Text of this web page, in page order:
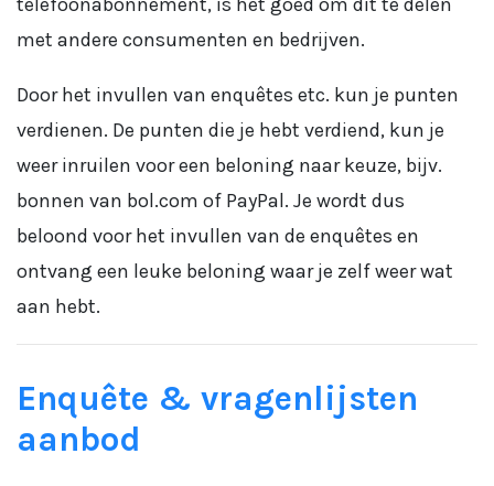
met andere consumenten en bedrijven.
Door het invullen van enquêtes etc. kun je punten
verdienen. De punten die je hebt verdiend, kun je
weer inruilen voor een beloning naar keuze, bijv.
bonnen van bol.com of PayPal. Je wordt dus
beloond voor het invullen van de enquêtes en
ontvang een leuke beloning waar je zelf weer wat
aan hebt.
Enquête & vragenlijsten
aanbod